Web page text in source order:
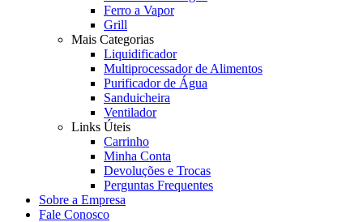
Ferro a Vapor
Grill
Mais Categorias
Liquidificador
Multiprocessador de Alimentos
Purificador de Água
Sanduicheira
Ventilador
Links Úteis
Carrinho
Minha Conta
Devoluções e Trocas
Perguntas Frequentes
Sobre a Empresa
Fale Conosco